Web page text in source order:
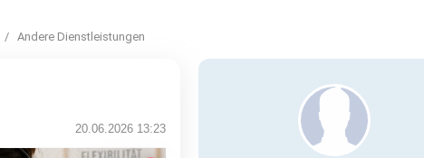
Andere Dienstleistungen
20.06.2026 13:23